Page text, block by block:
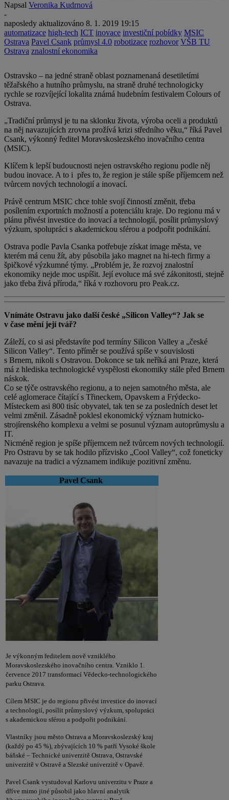
Napsal Veronika Kudrnová
-
naposledy aktualizováno 8. 1. 2019 19:15
automatizace high-tech ICT inovace investiční pobídky MSIC
Ostrava Pavel Csank průmysl 4.0 robotizace rozhovor VŠB TU
Ostrava znalostní ekonomika
Ostravsko – na jedné straně oblast poznamenaná desetiletími
těžařského a hutního průmyslu, na straně druhé technologicky
rychle se rozvíjející lokalita známá hudebním festivalem Colours of
Ostrava.
„Tradiční průmysl je tu na sklonku života, výroba oceli a produktů
na něj navazujících zrovna prožívá krizi středního věku,“ říká Pavel
Csank, výkonný ředitel Moravskoslezského inovačního centra
(MSIC).
Klíčem k lepší budoucnosti nejen ostravského regionu podle něj
budou inovace. A to i přes to, že region je stále spíše příjemcem než
tvůrcem nových technologií a inovací.
Právě centrum MSIC chce tohle svojí činností změnit, třeba
posílením exportních možností a potenciálu kraje. Do regionu má v
plánu přivést investice do inovací a technologií, posílit průmyslový
výzkum, spolupráci s akademickou sférou a podpořit podnikání.
Ostrava podle Pavla Csanka potřebuje získat image města, ve
kterém má cenu žít, aby působila jako magnet na hi-tech firmy a
špičkové výzkumné týmy. „Problém je, že rozvoj znalostní
ekonomiky nejde moc uspíšit. Její evoluce má své zákonitosti, stejně
jako třeba živá příroda,“ říká v rozhovoru pro Peak.cz.
Vnímáte Ostravu jako další české „Silicon Valley“? Jak se
v čase mění její tvář?
Záleží, co si asi představíte pod termíny Silicon Valley a „české
Silicon Valley“. Tento příměr se používá spíše v souvislosti
s Brnem, nikoli s Ostravou. Dokonce se tak neříká ani Praze, která
má z hlediska technologické vyspělosti ekonomiky stále před Brnem
náskok.
Co se týče ostravského regionu, a to nejen samotného města, ale
celé aglomerace čítající s Třineckem, Opavskem a Frýdecko-
Místeckem asi 800 tisíc obyvatel, tak ten se za posledních deset let
velmi změnil. Zásadně poklesl ekonomický význam hutnicko-
strojírenského komplexu a velmi se posunul význam autoprůmyslu a
IT.
Nicméně region je spíše příjemcem než tvůrcem nových technologií.
Pro Ostravu by se tak hodilo přízvisko „Cool Valley“, což foneticky
navazuje na tradici a významem indikuje pozitivní změnu.
Pavel Csank
Je výkonným ředitelem nově vzniklého
Moravskoslezského inovačního centra. Vzniklo 1.
července 2017 transformací Vědecko-technologického
parku Ostrava.
Cílem MSIC je do regionu přivést investice do inovací
a technologií, posílit průmyslový výzkum, spolupráci
s akademickou sférou a podpořit podnikání.
Vlastníky jsou město Ostrava a Moravskoslezský kraj
(každý po 45 %), zbývajících 10 % patří Vysoké škole
báňské – Technické univerzitě Ostrava, Ostravské
univerzitě v Ostravě a Slezské univerzitě v Opavě.
Pavel Csank vystudoval Karlovu univerzitu v Praze a
dříve mimo jiné působil jako hlavní analytik